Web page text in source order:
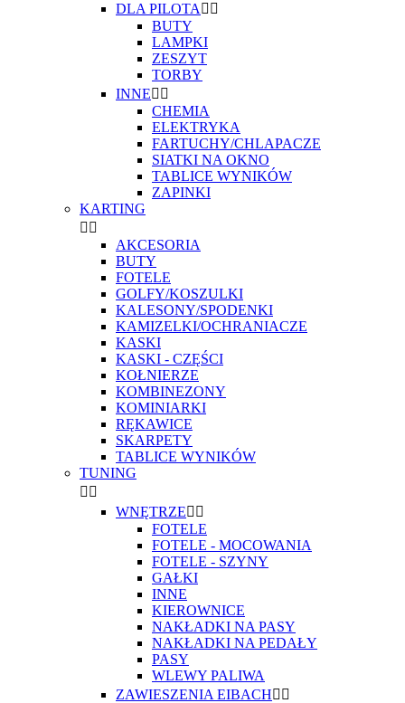
DLA PILOTA  
BUTY
LAMPKI
ZESZYT
TORBY
INNE 
CHEMIA
ELEKTRYKA
FARTUCHY/CHLAPACZE
SIATKI NA OKNO
TABLICE WYNIKÓW
ZAPINKI
KARTING
 
AKCESORIA
BUTY
FOTELE
GOLFY/KOSZULKI
KALESONY/SPODENKI
KAMIZELKI/OCHRANIACZE
KASKI
KASKI - CZĘŚCI
KOŁNIERZE
KOMBINEZONY
KOMINIARKI
RĘKAWICE
SKARPETY
TABLICE WYNIKÓW
TUNING
 
WNĘTRZE 
FOTELE
FOTELE - MOCOWANIA
FOTELE - SZYNY
GAŁKI
INNE
KIEROWNICE
NAKŁADKI NA PASY
NAKŁADKI NA PEDAŁY
PASY
WLEWY PALIWA
ZAWIESZENIA EIBACH 